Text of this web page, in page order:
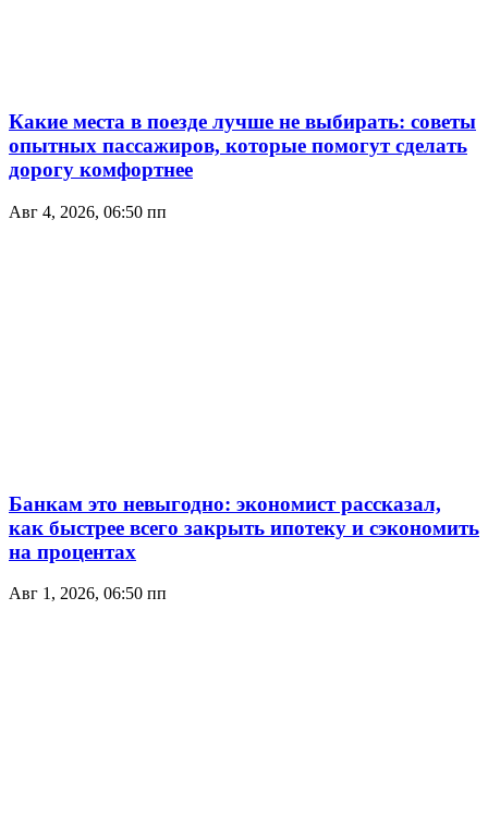
Какие места в поезде лучше не выбирать: советы
опытных пассажиров, которые помогут сделать
дорогу комфортнее
Авг 4, 2026, 06:50 пп
Банкам это невыгодно: экономист рассказал,
как быстрее всего закрыть ипотеку и сэкономить
на процентах
Авг 1, 2026, 06:50 пп